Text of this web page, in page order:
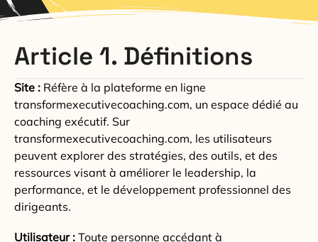
Article 1. Définitions
Site : Réfère à la plateforme en ligne
transformexecutivecoaching.com, un espace dédié au
coaching exécutif. Sur
transformexecutivecoaching.com, les utilisateurs
peuvent explorer des stratégies, des outils, et des
ressources visant à améliorer le leadership, la
performance, et le développement professionnel des
dirigeants.
Utilisateur : Toute personne accédant à